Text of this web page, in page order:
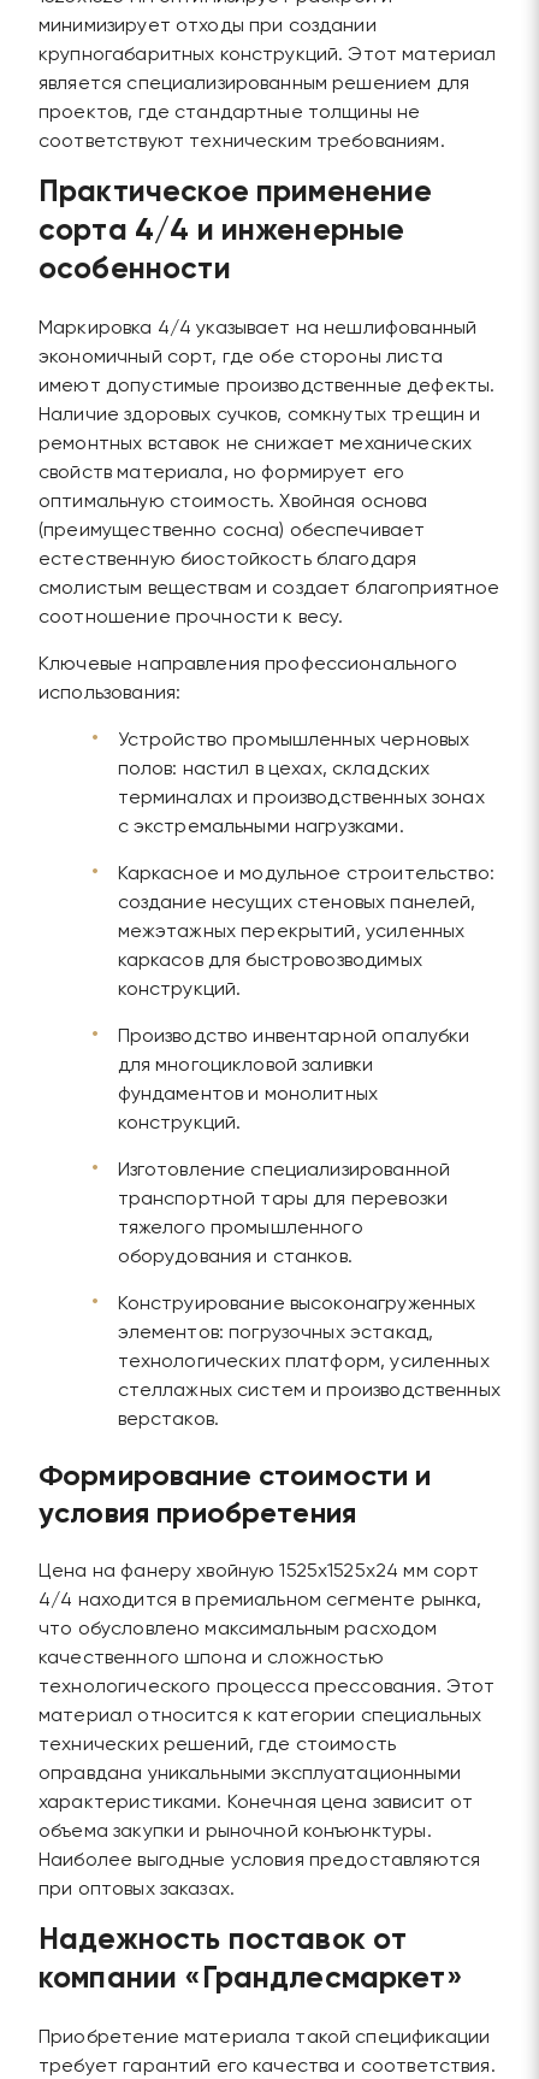
минимизирует отходы при создании
крупногабаритных конструкций. Этот материал
является специализированным решением для
проектов, где стандартные толщины не
соответствуют техническим требованиям.
Практическое применение
сорта 4/4 и инженерные
особенности
Маркировка 4/4 указывает на нешлифованный
экономичный сорт, где обе стороны листа
имеют допустимые производственные дефекты.
Наличие здоровых сучков, сомкнутых трещин и
ремонтных вставок не снижает механических
свойств материала, но формирует его
оптимальную стоимость. Хвойная основа
(преимущественно сосна) обеспечивает
естественную биостойкость благодаря
смолистым веществам и создает благоприятное
соотношение прочности к весу.
Ключевые направления профессионального
использования:
Устройство промышленных черновых
полов: настил в цехах, складских
терминалах и производственных зонах
с экстремальными нагрузками.
Каркасное и модульное строительство:
создание несущих стеновых панелей,
межэтажных перекрытий, усиленных
каркасов для быстровозводимых
конструкций.
Производство инвентарной опалубки
для многоцикловой заливки
фундаментов и монолитных
конструкций.
Изготовление специализированной
транспортной тары для перевозки
тяжелого промышленного
оборудования и станков.
Конструирование высоконагруженных
элементов: погрузочных эстакад,
технологических платформ, усиленных
стеллажных систем и производственных
верстаков.
Формирование стоимости и
условия приобретения
Цена на фанеру хвойную 1525х1525х24 мм сорт
4/4 находится в премиальном сегменте рынка,
что обусловлено максимальным расходом
качественного шпона и сложностью
технологического процесса прессования. Этот
материал относится к категории специальных
технических решений, где стоимость
оправдана уникальными эксплуатационными
характеристиками. Конечная цена зависит от
объема закупки и рыночной конъюнктуры.
Наиболее выгодные условия предоставляются
при оптовых заказах.
Надежность поставок от
компании «Грандлесмаркет»
Приобретение материала такой спецификации
требует гарантий его качества и соответствия.